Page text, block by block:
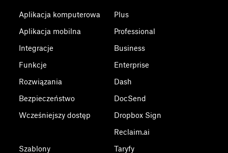
Aplikacja komputerowa
Aplikacja mobilna
Integracje
Funkcje
Rozwiązania
Bezpieczeństwo
Wcześniejszy dostęp
Szablony
Plus
Professional
Business
Enterprise
Dash
DocSend
Dropbox Sign
Reclaim.ai
Taryfy